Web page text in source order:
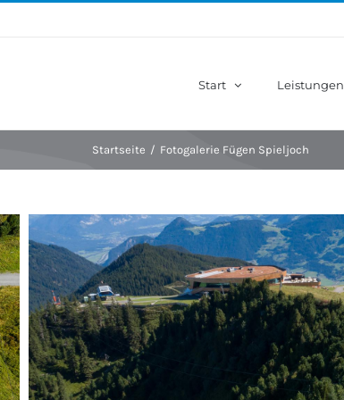
Start Leistungen
Startseite / Fotogalerie Fügen Spieljoch